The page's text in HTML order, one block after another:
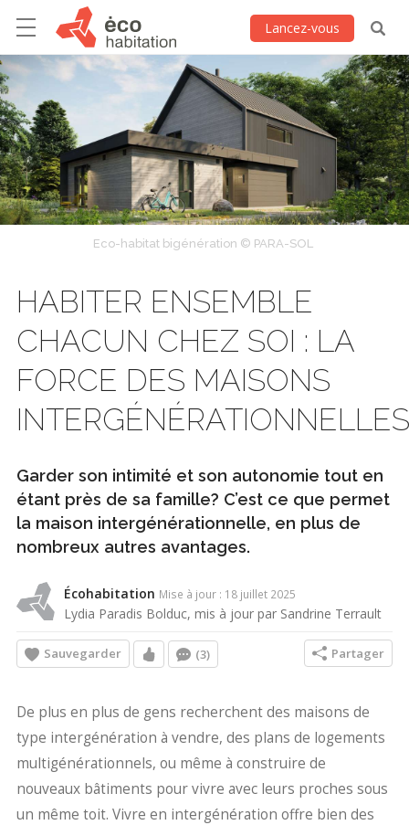
Lancez-vous
Eco-habitat bigénération © PARA-SOL
HABITER ENSEMBLE
CHACUN CHEZ SOI : LA
FORCE DES MAISONS
INTERGÉNÉRATIONNELLES
Garder son intimité et son autonomie tout en
étant près de sa famille? C’est ce que permet
la maison intergénérationnelle, en plus de
nombreux autres avantages.
Écohabitation Mise à jour : 18 juillet 2025
Lydia Paradis Bolduc, mis à jour par Sandrine Terrault
Sauvegarder (3) Partager
De plus en plus de gens recherchent des maisons de
type intergénération à vendre, des plans de logements
multigénérationnels, ou même à construire de
nouveaux bâtiments pour vivre avec leurs proches sous
un même toit. Vivre en intergénération offre bien des